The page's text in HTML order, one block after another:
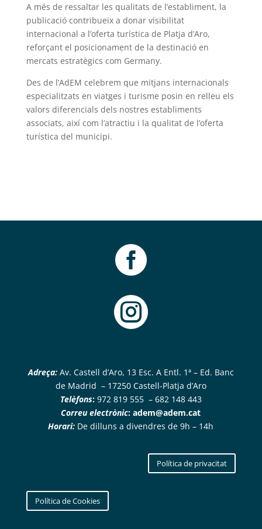
A més de ressaltar les qualitats de l’establiment, la
publicació contribueix a donar visibilitat
internacional a l’oferta turística de Platja d’Aro,
reforçant el posicionament de la destinació en
mercats estratègics com Germany.
Des de l’AdEM celebrem que mitjans internacionals
especialitzats en viatges i turisme posin en relleu els
valors diferencials dels nostres establiments
associats, així com l’atractiu i la qualitat de l’oferta
turística del municipi.


Adreça:Av. Castell d’Aro, 13 Esc. A Entl. 1ª – Ed. Banc
de Madrid – 17250 Castell-Platja d’Aro
Telèfons:972 819 555 – 682 148 443
Correu electrònic:adem@adem.cat
Horari: De dilluns a divendres de 9h – 14h
Política de privacitat
Política de Cookies